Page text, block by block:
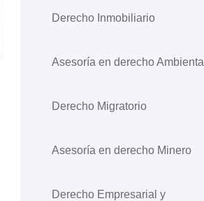
Derecho Inmobiliario
Asesoría en derecho Ambiental
Derecho Migratorio
Asesoría en derecho Minero
Derecho Empresarial y